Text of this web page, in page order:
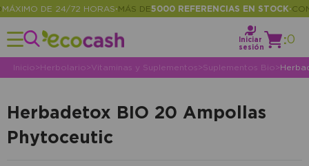
DE 24/72 HORAS •MÁS DE 5000 REFERENCIAS EN STOCK•
Iniciar
sesión
:0
Inicio>Herbolario>Vitaminas y Suplementos >Suplementos Bio>
Herbadetox BIO 20 Ampollas
Phytoceutic